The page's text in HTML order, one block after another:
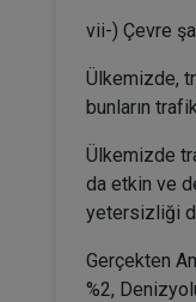
vii-) Çevre
Ülkemizde,
bunların
Ülkemizde
da etkin ve
yetersizliği
Gerçekten
%2,